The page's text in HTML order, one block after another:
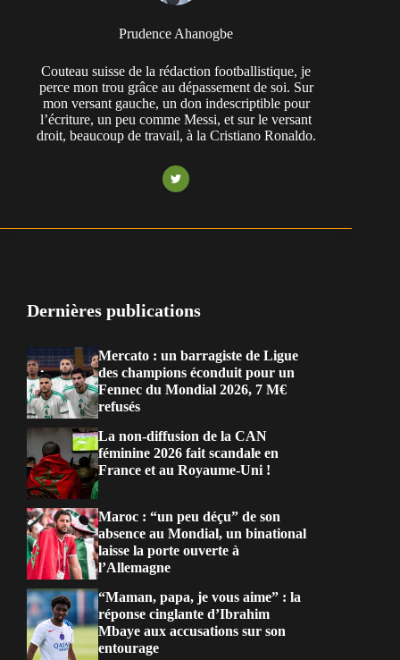
Prudence Ahanogbe
Couteau suisse de la rédaction footballistique, je
perce mon trou grâce au dépassement de soi. Sur
mon versant gauche, un don indescriptible pour
l’écriture, un peu comme Messi, et sur le versant
droit, beaucoup de travail, à la Cristiano Ronaldo.
Dernières publications
Mercato : un barragiste de Ligue
des champions éconduit pour un
Fennec du Mondial 2026, 7 M€
refusés
La non-diffusion de la CAN
féminine 2026 fait scandale en
France et au Royaume-Uni !
Maroc : “un peu déçu” de son
absence au Mondial, un binational
laisse la porte ouverte à
l’Allemagne
“Maman, papa, je vous aime” : la
réponse cinglante d’Ibrahim
Mbaye aux accusations sur son
entourage